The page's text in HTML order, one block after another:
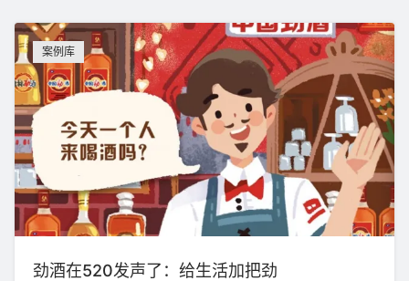
案例库
劲酒在520发声了：给生活加把劲